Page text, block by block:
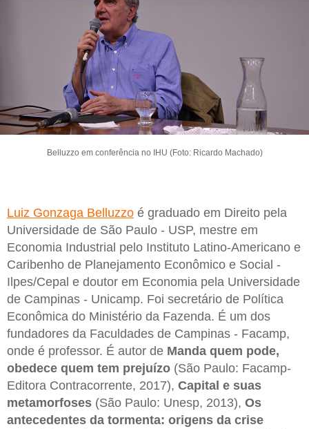
Belluzzo em conferência no IHU (Foto: Ricardo Machado)
Luiz Gonzaga Belluzzo é graduado em Direito pela
Universidade de São Paulo - USP, mestre em
Economia Industrial pelo Instituto Latino-Americano e
Caribenho de Planejamento Econômico e Social -
Ilpes/Cepal e doutor em Economia pela Universidade
de Campinas - Unicamp. Foi secretário de Política
Econômica do Ministério da Fazenda. É um dos
fundadores da Faculdades de Campinas - Facamp,
onde é professor. É autor de Manda quem pode,
obedece quem tem prejuízo (São Paulo: Facamp-
Editora Contracorrente, 2017), Capital e suas
metamorfoses (São Paulo: Unesp, 2013), Os
antecedentes da tormenta: origens da crise